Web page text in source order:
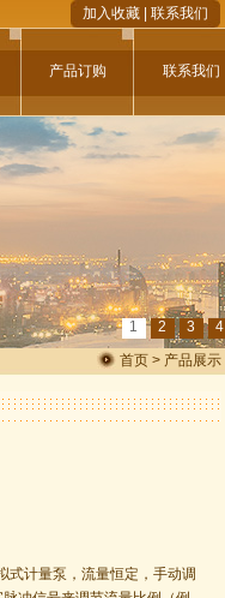
加入收藏 联系我们
产品订购 联系我们
1 2 3 4
首页 > 产品展示
式计量泵，流量恒定，手动调